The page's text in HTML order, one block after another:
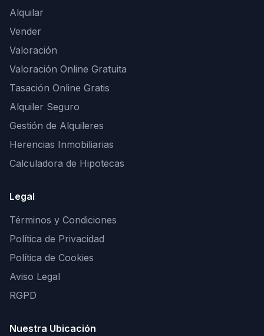
Alquilar
Vender
Valoración
Valoración Online Gratuita
Tasación Online Gratis
Alquiler Seguro
Gestión de Alquileres
Herencias Inmobiliarias
Calculadora de Hipotecas
Legal
Términos y Condiciones
Política de Privacidad
Política de Cookies
Aviso Legal
RGPD
Nuestra Ubicación